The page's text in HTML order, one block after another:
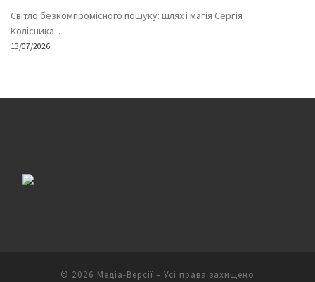
Світло безкомпромісного пошуку: шлях і магія Сергія
Колісника…
13/07/2026
© 2026 Медіа-Версії – Усі права захищено